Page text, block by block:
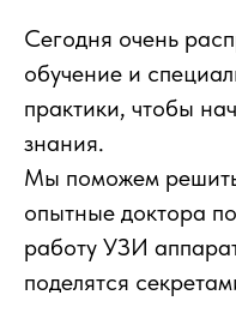
Сегодня очень
обучение и
практики, чтобы
знания.
Мы поможем
опытные доктора
работу УЗИ
поделятся